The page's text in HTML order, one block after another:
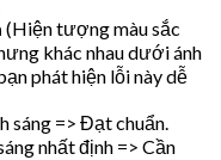
(Hiện tượng màu sắc
khác nhau dưới ánh
phát hiện lỗi này dễ
sáng => Đạt chuẩn.
nhất định => Cần